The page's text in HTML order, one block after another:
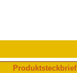
Produktsteckbrief